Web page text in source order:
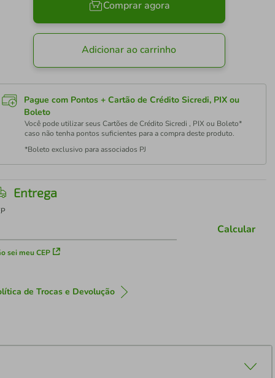
Comprar agora
Adicionar ao carrinho
Pague com Pontos + Cartão de Crédito Sicredi, PIX ou
Boleto
Você pode utilizar seus Cartões de Crédito Sicredi , PIX ou Boleto*
caso não tenha pontos suficientes para a compra deste produto.
*Boleto exclusivo para associados PJ
Entrega
sei meu CEP
Calcular
de Trocas e Devolução